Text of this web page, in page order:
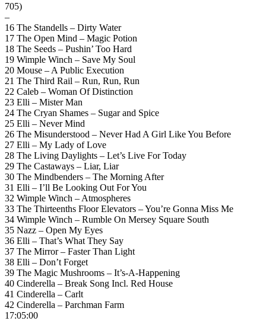
705)
–
16 The Standells – Dirty Water
17 The Open Mind – Magic Potion
18 The Seeds – Pushin’ Too Hard
19 Wimple Winch – Save My Soul
20 Mouse – A Public Execution
21 The Third Rail – Run, Run, Run
22 Caleb – Woman Of Distinction
23 Elli – Mister Man
24 The Cryan Shames – Sugar and Spice
25 Elli – Never Mind
26 The Misunderstood – Never Had A Girl Like You Before
27 Elli – My Lady of Love
28 The Living Daylights – Let’s Live For Today
29 The Castaways – Liar, Liar
30 The Mindbenders – The Morning After
31 Elli – I’ll Be Looking Out For You
32 Wimple Winch – Atmospheres
33 The Thirteenths Floor Elevators – You’re Gonna Miss Me
34 Wimple Winch – Rumble On Mersey Square South
35 Nazz – Open My Eyes
36 Elli – That’s What They Say
37 The Mirror – Faster Than Light
38 Elli – Don’t Forget
39 The Magic Mushrooms – It’s-A-Happening
40 Cinderella – Break Song Incl. Red House
41 Cinderella – Carlt
42 Cinderella – Parchman Farm
17:05:00